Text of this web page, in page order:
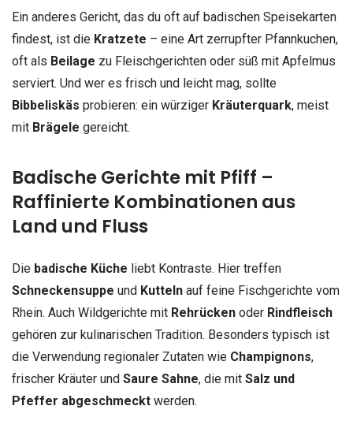
Ein anderes Gericht, das du oft auf badischen Speisekarten
findest, ist die Kratzete – eine Art zerrupfter Pfannkuchen,
oft als Beilage zu Fleischgerichten oder süß mit Apfelmus
serviert. Und wer es frisch und leicht mag, sollte
Bibbeliskäs probieren: ein würziger Kräuterquark, meist
mit Brägele gereicht.
Badische Gerichte mit Pfiff –
Raffinierte Kombinationen aus
Land und Fluss
Die badische Küche liebt Kontraste. Hier treffen
Schneckensuppe und Kutteln auf feine Fischgerichte vom
Rhein. Auch Wildgerichte mit Rehrücken oder Rindfleisch
gehören zur kulinarischen Tradition. Besonders typisch ist
die Verwendung regionaler Zutaten wie Champignons,
frischer Kräuter und Saure Sahne, die mit Salz und
Pfeffer abgeschmeckt werden.